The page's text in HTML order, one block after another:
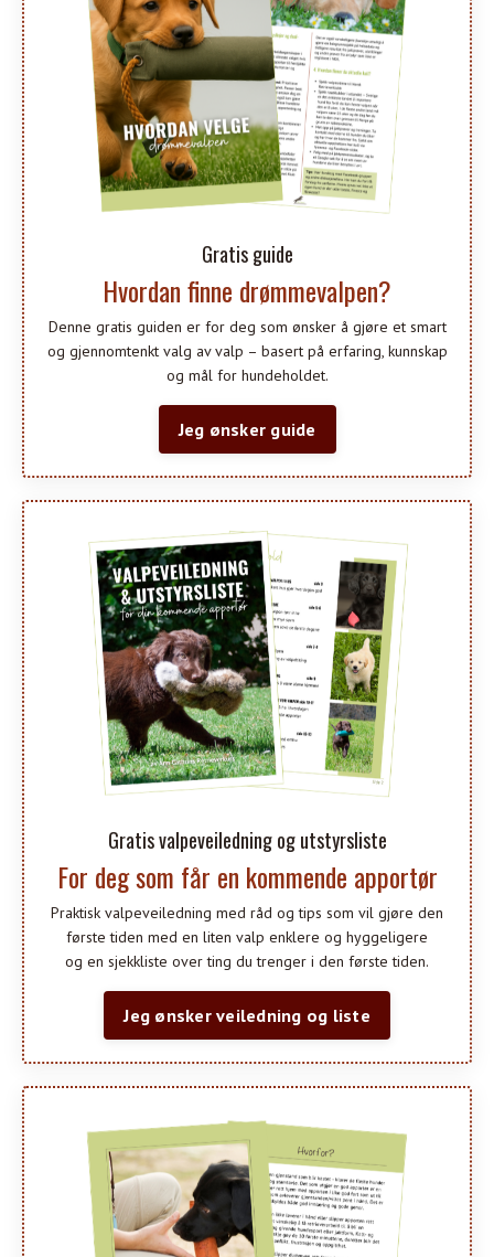
Gratis guide
Hvordan finne drømmevalpen?
Denne gratis guiden er for deg som ønsker å gjøre et smart
og gjennomtenkt valg av valp – basert på erfaring, kunnskap
og mål for hundeholdet.
Jeg ønsker guide
Gratis valpeveiledning og utstyrsliste
For deg som får en kommende apportør
Praktisk valpeveiledning med råd og tips som vil gjøre den
første tiden med en liten valp enklere og hyggeligere
og en sjekkliste over ting du trenger i den første tiden.
Jeg ønsker veiledning og liste